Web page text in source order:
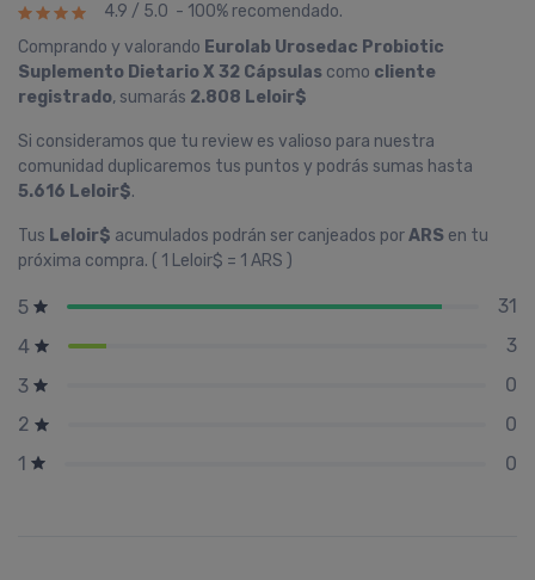
4.9 / 5.0 - 100% recomendado.
Comprando y valorando Eurolab Urosedac Probiotic
Suplemento Dietario X 32 Cápsulas como cliente
registrado, sumarás 2.808 Leloir$
Si consideramos que tu review es valioso para nuestra
comunidad duplicaremos tus puntos y podrás sumas hasta
5.616 Leloir$.
Tus Leloir$ acumulados podrán ser canjeados porARS en tu
próxima compra. ( 1 Leloir$ = 1 ARS )
5
31
4
3
3
0
2
0
1
0